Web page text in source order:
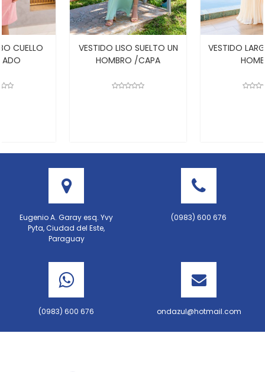
VESTIDO LISO SUELTO UN
HOMBRO /CAPA
VESTIDO LARGO CAPA UN
Eugenio A. Garay esq. Yvy
Pyta, Ciudad del Este,
Paraguay
(0983) 600 676
(0983) 600 676 ondazul@hotmail.com